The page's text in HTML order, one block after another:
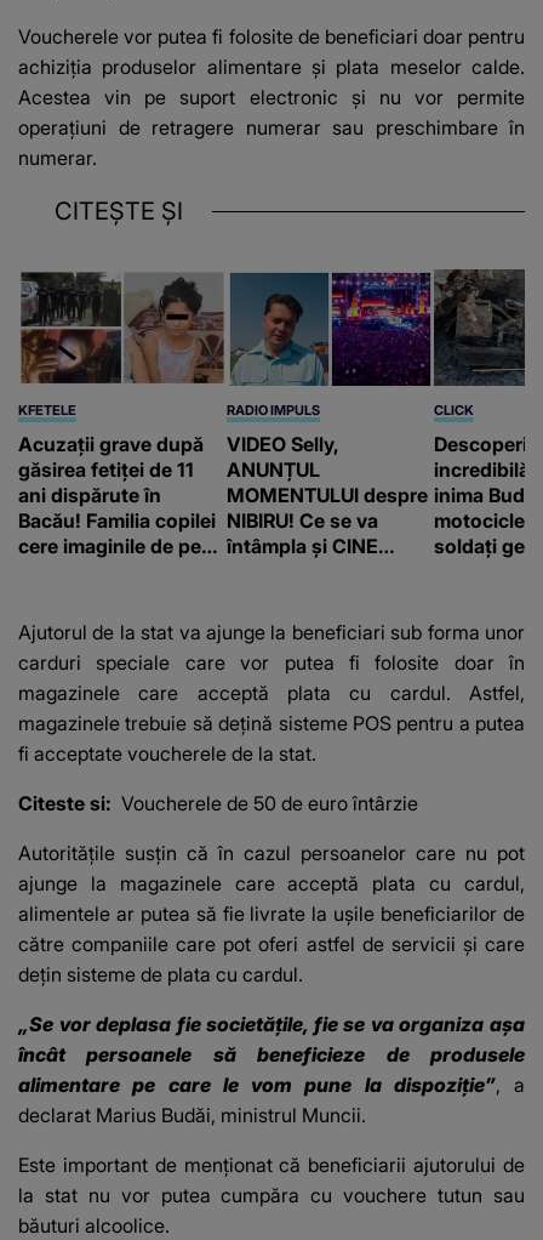
Voucherele vor putea fi folosite de beneficiari doar pentru
achiziția produselor alimentare și plata meselor calde.
Acestea vin pe suport electronic și nu vor permite
operațiuni de retragere numerar sau preschimbare în
numerar.
CITEȘTE ȘI
KFETELE
Acuzații grave după
găsirea fetiței de 11
ani dispărute în
Bacău! Familia copilei
cere imaginile de pe
a mai dus sora mea...”
RADIO IMPULS
VIDEO Selly,
ANUNȚUL
MOMENTULUI despre
NIBIRU! Ce se va
întâmpla și CINE
e ciudă că..."
CLICK
incredibilă
inima
soldați
Ajutorul de la stat va ajunge la beneficiari sub forma unor
carduri speciale care vor putea fi folosite doar în
magazinele care acceptă plata cu cardul. Astfel,
magazinele trebuie să dețină sisteme POS pentru a putea
fi acceptate voucherele de la stat.
Citeste si: Voucherele de 50 de euro întârzie
Autoritățile susțin că în cazul persoanelor care nu pot
ajunge la magazinele care acceptă plata cu cardul,
alimentele ar putea să fie livrate la ușile beneficiarilor de
către companiile care pot oferi astfel de servicii și care
dețin sisteme de plata cu cardul.
„Se vor deplasa fie societăţile, fie se va organiza aşa
încât persoanele să beneficieze de produsele
alimentare pe care le vom pune la dispoziţie”, a
declarat Marius Budăi, ministrul Muncii.
Este important de menționat că beneficiarii ajutorului de
la stat nu vor putea cumpăra cu vouchere tutun sau
băuturi alcoolice.